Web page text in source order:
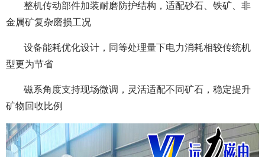
整机传动部件加装耐磨防护结构，适配砂石、铁矿、非
金属矿复杂磨损工况
设备能耗优化设计，同等处理量下电力消耗相较传统机
型更为节省
磁系角度支持现场微调，灵活适配不同矿石，稳定提升
矿物回收比例